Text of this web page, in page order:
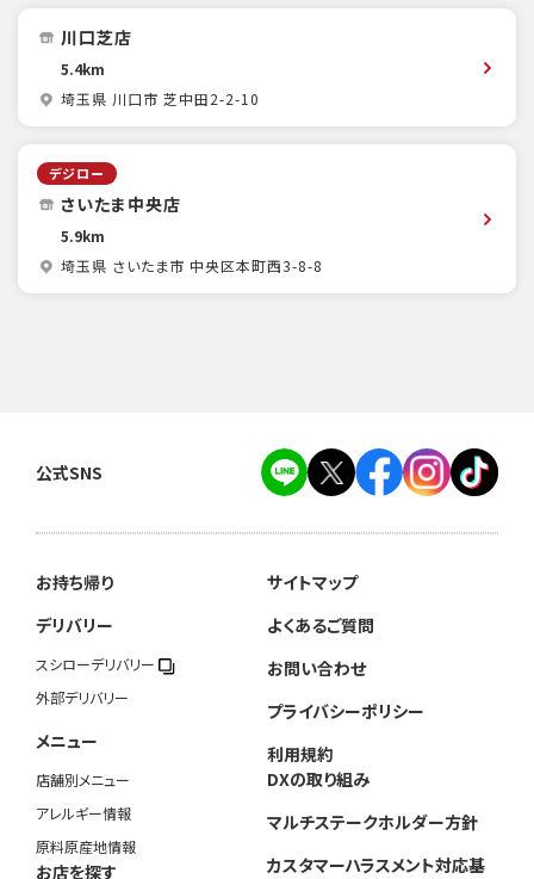
川口芝店
5.4km
埼玉県 川口市 芝中田2-2-10
デジロー
さいたま中央店
5.9km
埼玉県 さいたま市 中央区本町西3-8-8
公式SNS
お持ち帰り
デリバリー
スシローデリバリー
外部デリバリー
メニュー
店舗別メニュー
アレルギー情報
原料原産地情報
お店を探す
サイトマップ
よくあるご質問
お問い合わせ
プライバシーポリシー
利用規約
DXの取り組み
マルチステークホルダー方針
カスタマーハラスメント対応基